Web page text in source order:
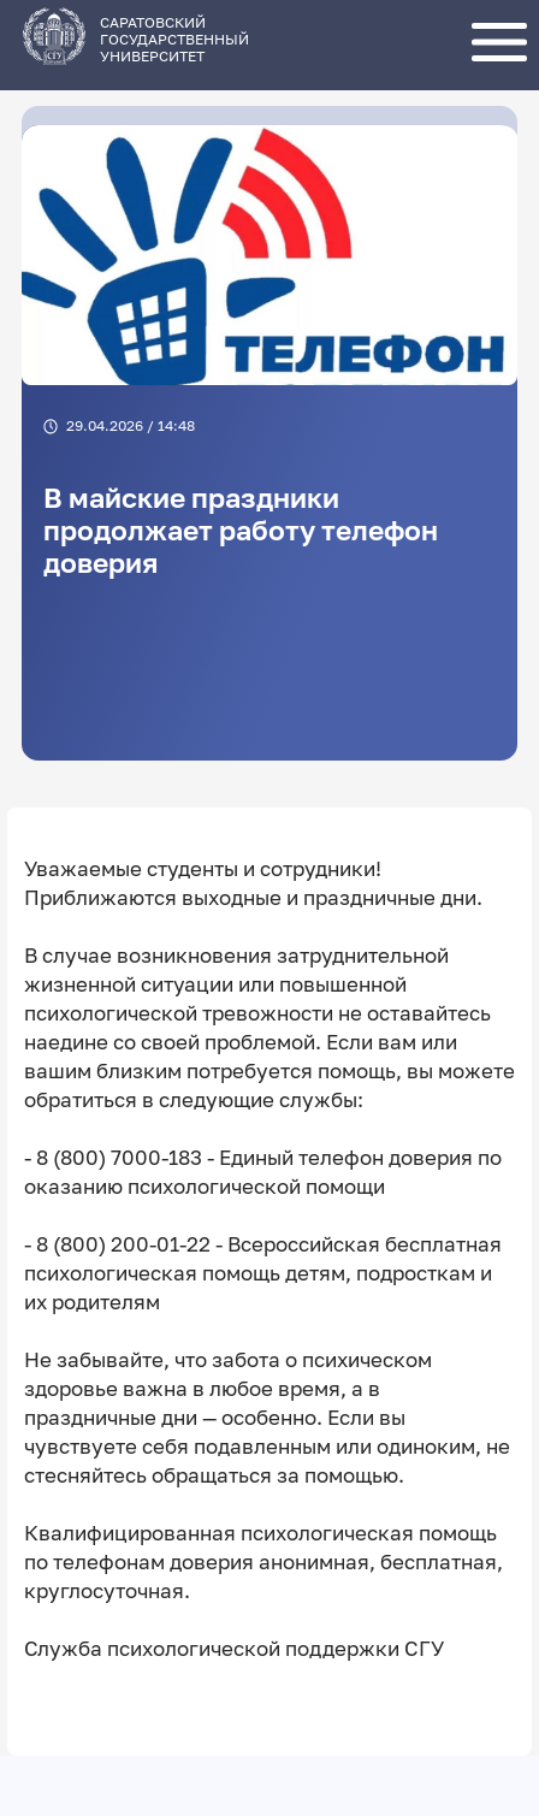
основному
содержанию
САРАТОВСКИЙ
ГОСУДАРСТВЕННЫЙ
УНИВЕРСИТЕТ
29.04.2026 / 14:48
В майские праздники
продолжает работу телефон
доверия
Уважаемые студенты и сотрудники!
Приближаются выходные и праздничные дни.
В случае возникновения затруднительной
жизненной ситуации или повышенной
психологической тревожности не оставайтесь
наедине со своей проблемой. Если вам или
вашим близким потребуется помощь, вы можете
обратиться в следующие службы:
- 8 (800) 7000-183 - Единый телефон доверия по
оказанию психологической помощи
- 8 (800) 200-01-22 - Всероссийская бесплатная
психологическая помощь детям, подросткам и
их родителям
Не забывайте, что забота о психическом
здоровье важна в любое время, а в
праздничные дни — особенно. Если вы
чувствуете себя подавленным или одиноким, не
стесняйтесь обращаться за помощью.
Квалифицированная психологическая помощь
по телефонам доверия анонимная, бесплатная,
круглосуточная.
Служба психологической поддержки СГУ